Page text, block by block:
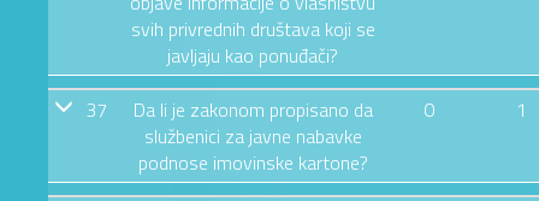
svih privrednih društava koji se
javljaju kao ponuđači?
37
Da li je zakonom propisano da
službenici za javne nabavke
podnose imovinske kartone?
0 1